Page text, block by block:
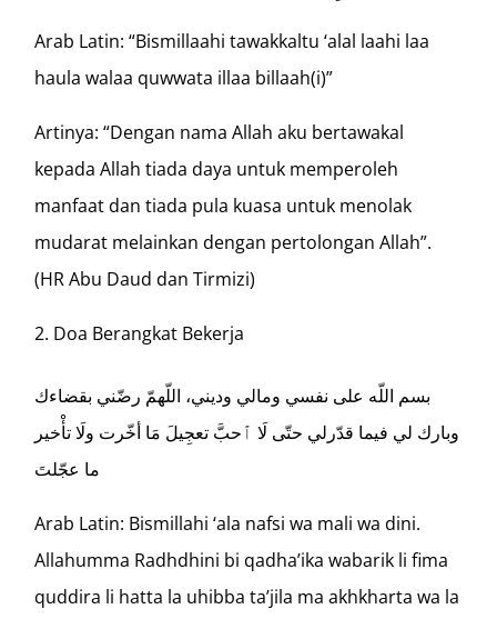
Arab Latin: “Bismillaahi tawakkaltu ‘alal laahi laa
haula walaa quwwata illaa billaah(i)”
Artinya: “Dengan nama Allah aku bertawakal
kepada Allah tiada daya untuk memperoleh
manfaat dan tiada pula kuasa untuk menolak
mudarat melainkan dengan pertolongan Allah”.
(HR Abu Daud dan Tirmizi)
Doa Berangkat Bekerja
بسم اللّه على نفسي ومالي وديني، اللّهمّ رضّني بقضاءك
وبارك لي فيما قدّرلي حتّى لَا ٱحبَّ تعجِيلَ مَا أخّرت ولَا تأْخير
ما عجّلتَ
Arab Latin: Bismillahi ‘ala nafsi wa mali wa dini.
Allahumma Radhdhini bi qadha’ika wabarik li fima
quddira li hatta la uhibba ta’jila ma akhkharta wa la